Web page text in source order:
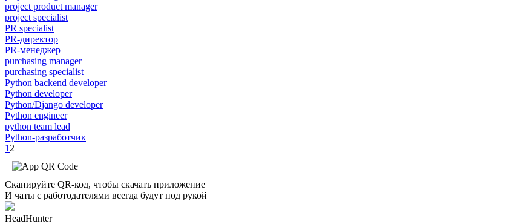
project product manager
project specialist
PR specialist
PR-директор
PR-менеджер
purchasing manager
purchasing specialist
Python backend developer
Python developer
Python/Django developer
Python engineer
python team lead
Python-разработчик
1 2
Сканируйте QR-код, чтобы скачать приложение
И чаты с работодателями всегда будут под рукой
HeadHunter